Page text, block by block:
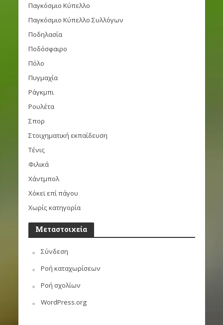
Παγκόσμιο Κύπελλο
Παγκόσμιο Κύπελλο Συλλόγων
Ποδηλασία
Ποδόσφαιρο
Πόλο
Πυγμαχία
Ράγκμπι
Ρουλέτα
Σπορ
Στοιχηματική εκπαίδευση
Τένις
Φιλικά
Χάντμπολ
Χόκεϊ επί πάγου
Χωρίς κατηγορία
Μεταστοιχεία
Σύνδεση
Ροή καταχωρίσεων
Ροή σχολίων
WordPress.org